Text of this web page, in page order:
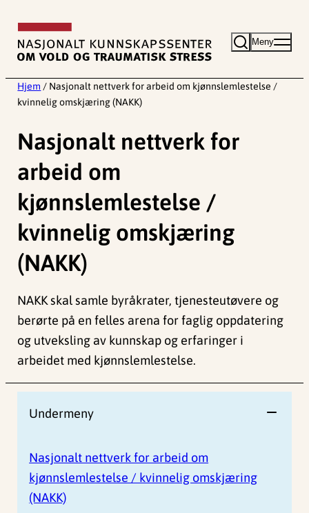
innhold
Meny
Hjem / Nasjonalt nettverk for arbeid om kjønnslemlestelse /
kvinnelig omskjæring (NAKK)
Nasjonalt nettverk for
arbeid om
kjønnslemlestelse /
kvinnelig omskjæring
(NAKK)
NAKK skal samle byråkrater, tjenesteutøvere og
berørte på en felles arena for faglig oppdatering
og utveksling av kunnskap og erfaringer i
arbeidet med kjønnslemlestelse.
Undermeny
Nasjonalt nettverk for arbeid om
kjønnslemlestelse / kvinnelig omskjæring
(NAKK)